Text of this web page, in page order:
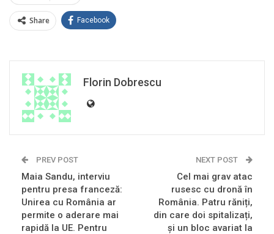
Share Facebook
Florin Dobrescu
PREV POST
Maia Sandu, interviu
pentru presa franceză:
Unirea cu România ar
permite o aderare mai
rapidă la UE. Pentru
NEXT POST
Cel mai grav atac
rusesc cu dronă în
România. Patru răniți,
din care doi spitalizați,
și un bloc avariat la